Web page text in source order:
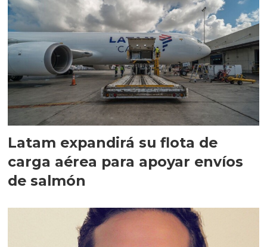
Latam expandirá su flota de
carga aérea para apoyar envíos
de salmón